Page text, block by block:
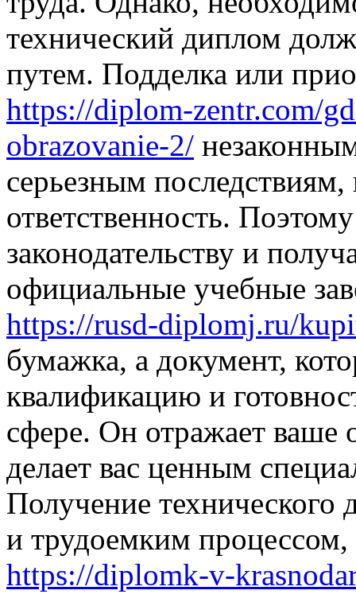
технический диплом
путем. Подделка или
https://diplom-zentr.com/
obrazovanie-2/
серьезным
ответственность.
законодательству и
официальные учебные
https://rusd-diplomj.ru/
бумажка, а документ,
квалификацию и
сфере. Он отражает ваше
делает вас ценным
Получение
и трудоемким процессом,
https://diplomk-v-